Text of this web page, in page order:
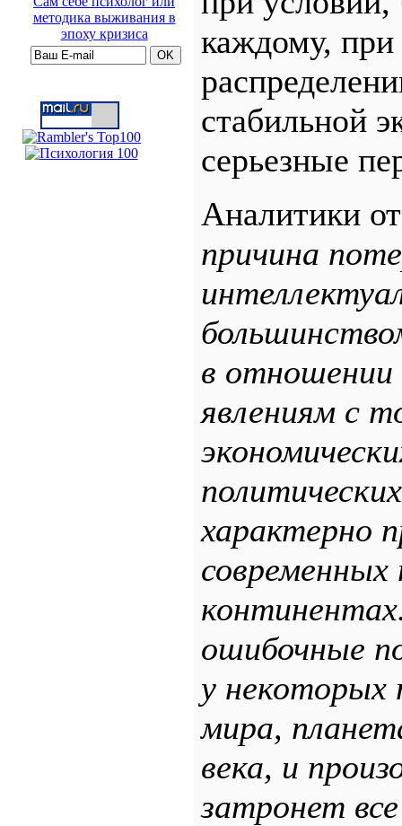
методика выживания в
эпоху кризиса
каждому,
стабильной
серьезные
Аналитики
причина
в отношении
явлениям с
характерно
современных
ошибочные
у некоторых
мира,
века, и
затронет